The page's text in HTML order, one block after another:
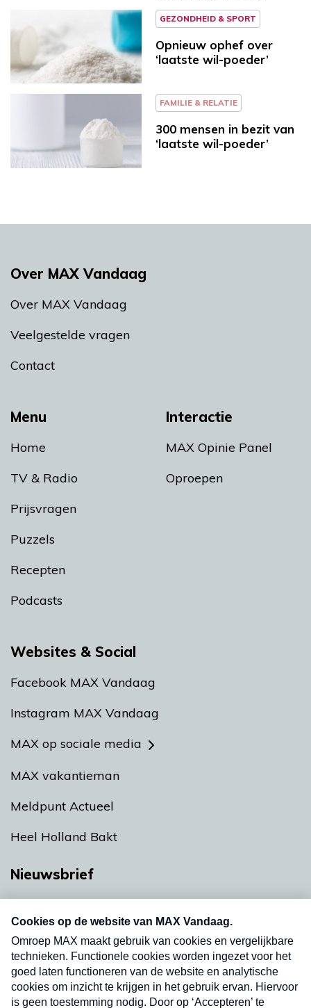
GEZONDHEID & SPORT
Opnieuw ophef over
‘laatste wil-poeder’
FAMILIE & RELATIE
300 mensen in bezit van
‘laatste wil-poeder’
Menu
Home
TV & Radio
Prijsvragen
Puzzels
Recepten
Podcasts
Interactie
MAX Opinie Panel
Oproepen
Over MAX Vandaag
Over MAX Vandaag
Veelgestelde vragen
Contact
Websites & Social
Facebook MAX Vandaag
Instagram MAX Vandaag
MAX op sociale media
MAX vakantieman
Meldpunt Actueel
Heel Holland Bakt
Nieuwsbrief
Neem hier een gratis abonnement op onze
nieuwsbrief. Elke vrijdag- en dinsdagochtend in
uw mailbox.
Verzend